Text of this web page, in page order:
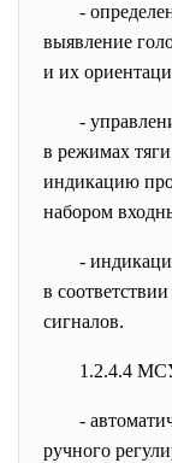
-
выявление
и их
-
в режимах
индикацию
набором
-
в
сигналов.
1.2.4.4
-
ручного